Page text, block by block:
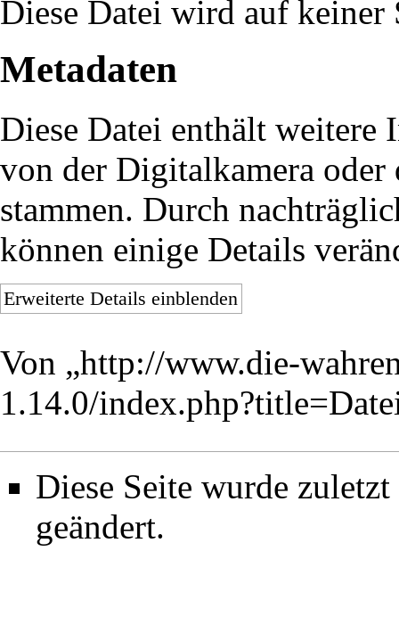
Diese Datei wird auf keiner
Metadaten
Diese Datei enthält weitere
von der Digitalkamera oder
stammen. Durch
können einige Details
Erweiterte Details einblenden
Von „http://www.die-
1.14.0/
Diese Seite wurde
geändert.